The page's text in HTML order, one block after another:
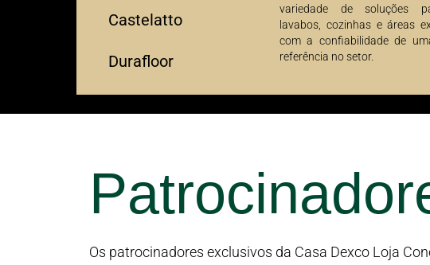
Castelatto
Durafloor
variedade de soluções
lavabos, cozinhas e áreas
com a confiabilidade de
referência no setor.
Os patrocinadores exclusivos da Casa Dexco Loja